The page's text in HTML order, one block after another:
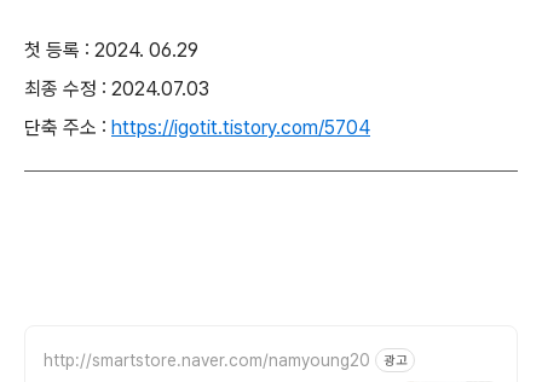
첫 등록 : 2024. 06.29
최종 수정 : 2024.07.03
단축 주소 : https://igotit.tistory.com/5704
http://smartstore.naver.com/namyoung20 광고